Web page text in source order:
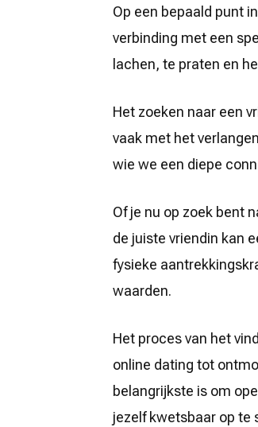
Op een bepaald punt
verbinding met een
lachen, te praten en
Het zoeken naar een
vaak met het
wie we een diepe
Of je nu op zoek bent
de juiste vriendin kan
fysieke
waarden.
Het proces van het
online dating tot
belangrijkste is om
jezelf kwetsbaar op te